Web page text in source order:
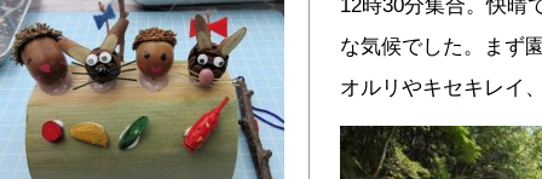
な気候でした。まず
オルリやキセキレイ